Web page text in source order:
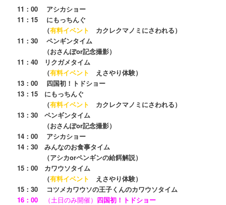
11：00 アシカショー
11：15 にもっちんぐ
（有料イベント
カクレクマノミにさわれる）
11：30 ペンギンタイム
（おさんぽor記念撮影）
11：40 リクガメタイム
（有料イベント
えさやり体験）
13：00 四国初！トドショー
13：15 にもっちんぐ
（有料イベント
カクレクマノミにさわれる）
13：30 ペンギンタイム
（おさんぽor記念撮影）
14：00 アシカショー
14：30 みんなのお食事タイム
（アシカorペンギンの給餌解説）
15：00 カワウソタイム
（有料イベント
えさやり体験）
15：30 コツメカワウソの王子くんのカワウソタイム
16：00
（土日のみ開催） 四国初！トドショー